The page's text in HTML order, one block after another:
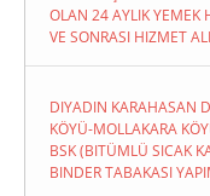
OLAN 24 AYLIK YEMEK
VE SONRASI HIZMET
DIYADIN KARAHASAN
KÖYÜ-MOLLAKARA
BSK (BITÜMLÜ SICAK
BINDER TABAKASI